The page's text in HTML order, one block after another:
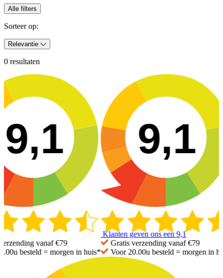
Alle filters
Sorteer op:
Relevantie
0 resultaten
9,1
Klanten geven ons een9,1
vanaf €79
besteld =morgen in huis*
9,1
Gratisverzending vanaf €79
Voor 20.00u besteld =morgen in